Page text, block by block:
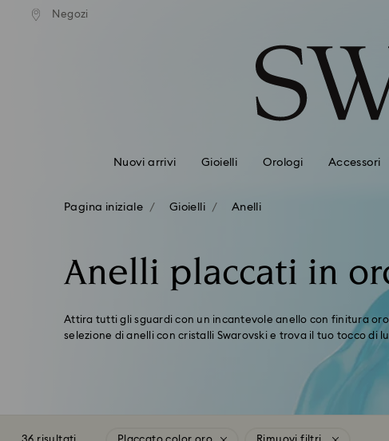
Accesskeys list
Negozi
standard gratuita
superiori a 99 EUR
Nuovi arrivi Gioielli Orologi Accessori
Pagina iniziale Gioielli Anelli
Anelli placcati in
Attira tutti gli sguardi con un incantevole anello con finitura oro
selezione di anelli con cristalli Swarovski e trova il tuo tocco di